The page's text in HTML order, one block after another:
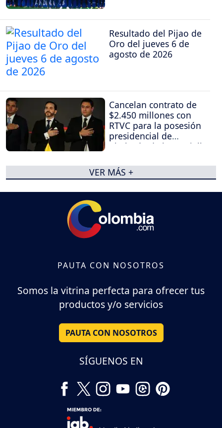
Resultado del Pijao de
Oro del jueves 6 de
agosto de 2026
Cancelan contrato de
$2.450 millones con
RTVC para la posesión
presidencial de
Abelardo de la Espriella
VER MÁS +
PAUTA CON NOSOTROS
Somos la vitrina perfecta para ofrecer tus
productos y/o servicios
PAUTA CON NOSOTROS
SÍGUENOS EN